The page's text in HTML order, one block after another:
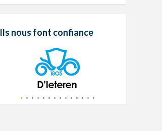
Ils nous font confiance